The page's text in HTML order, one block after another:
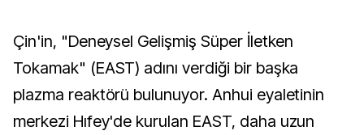
Çin'in, "Deneysel Gelişmiş Süper İletken
Tokamak" (EAST) adını verdiği bir başka
plazma reaktörü bulunuyor. Anhui eyaletinin
merkezi Hıfey'de kurulan EAST, daha uzun